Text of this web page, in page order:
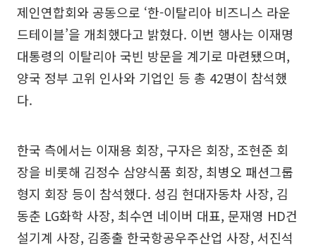
제인연합회와 공동으로 ‘한-이탈리아 비즈니스 라운
드테이블’을 개최했다고 밝혔다. 이번 행사는 이재명
대통령의 이탈리아 국빈 방문을 계기로 마련됐으며,
양국 정부 고위 인사와 기업인 등 총 42명이 참석했
다.
한국 측에서는 이재용 회장, 구자은 회장, 조현준 회
장을 비롯해 김정수 삼양식품 회장, 최병오 패션그룹
형지 회장 등이 참석했다. 성김 현대자동차 사장, 김
동춘 LG화학 사장, 최수연 네이버 대표, 문재영 HD건
설기계 사장, 김종출 한국항공우주산업 사장, 서진석